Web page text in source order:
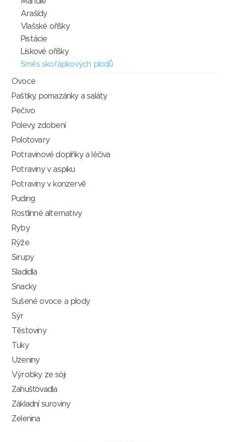
Arašídy
Vlašské oříšky
Pistácie
Lískové oříšky
Směs skořápkových plodů
Ovoce
Paštiky, pomazánky a saláty
Pečivo
Polevy, zdobení
Polotovary
Potravinové doplňky a léčiva
Potraviny v aspiku
Potraviny v konzervě
Puding
Rostlinné alternativy
Ryby
Rýže
Sirupy
Sladidla
Snacky
Sušené ovoce a plody
Sýr
Těstoviny
Tuky
Uzeniny
Výrobky ze sóji
Zahušťovadla
Základní suroviny
Zelenina